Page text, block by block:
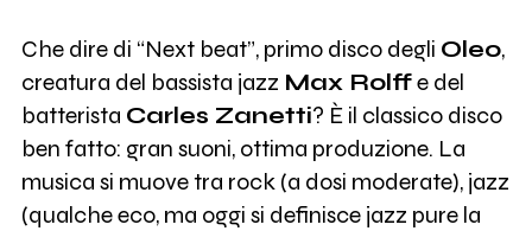
Che dire di “Next beat”, primo disco degli Oleo,
creatura del bassista jazz Max Rolffe del
batterista Carles Zanetti? È il classico disco
ben fatto: gran suoni, ottima produzione. La
musica si muove tra rock (a dosi moderate), jazz
(qualche eco, ma oggi si definisce jazz pure la